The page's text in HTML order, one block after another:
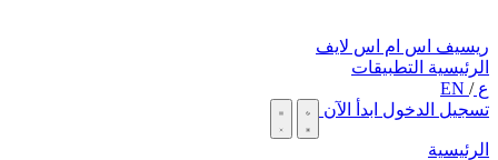
ريسيف اس ام اس لايف
الرئيسية التطبيقات
ع/
تسجيل الدخول ابدأ الآن
الرئيسية